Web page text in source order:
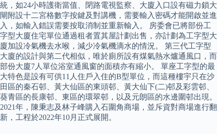
統，如24小時護衛當值、閉路電視監察、大廈入口設有磁力鎖大
閘附設十二宮格數字按鍵及對講機，需要輸入密碼才能開啟並進
入，如輸入錯誤需要按取消制並重新輸入。 房委會已將部份工
字型大廈住宅單位通過租者置其屋計劃出售，亦計劃為工字型大
廈加設冷氣機去水喉，減少冷氣機滴水的情況。 第三代工字型
大廈的設計與第二代相似，唯於廁所設有煤氣熱水爐通風口，而
部份大廈7人單位浴室通風窗的面積亦有縮小。 單座工字型的最
大特色是設有可供11人住戶入住的B型單位，而這種樓宇只在沙
田區的秦石邨、黃大仙區的東頭邨、黃大仙下(二)邨及彩雲邨、
葵青區的長康邨、東區的環翠邨，以及元朗區的水邊圍邨出現。
2021年，陳秉志及林子峰購入石圍角商場，並斥資對商場進行翻
新，工程於2022年10月正式展開。